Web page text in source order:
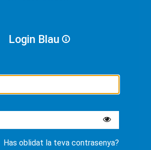
Login Blau
Has oblidat la teva contrasenya?